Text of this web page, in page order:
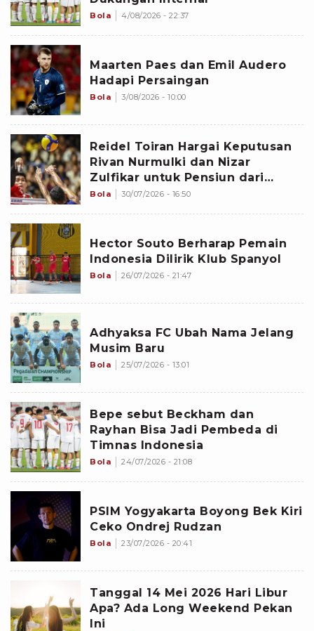
Bola 4/08/2026 - 22:37
Maarten Paes dan Emil Audero
Hadapi Persaingan
Bola 3/08/2026 - 10:00
Reidel Toiran Hargai Keputusan
Rivan Nurmulki dan Nizar
Zulfikar untuk Pensiun dari
Timnas Voli Indonesia
Bola 30/07/2026 - 16:50
Hector Souto Berharap Pemain
Indonesia Dilirik Klub Spanyol
Bola 26/07/2026 - 21:47
Adhyaksa FC Ubah Nama Jelang
Musim Baru
Bola 25/07/2026 - 13:01
Bepe sebut Beckham dan
Rayhan Bisa Jadi Pembeda di
Timnas Indonesia
Bola 24/07/2026 - 21:08
PSIM Yogyakarta Boyong Bek Kiri
Ceko Ondrej Rudzan
Bola 23/07/2026 - 20:41
Tanggal 14 Mei 2026 Hari Libur
Apa? Ada Long Weekend Pekan
Ini